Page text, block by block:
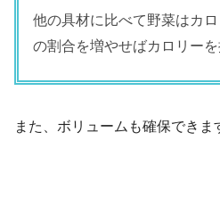
他の具材に比べて野菜はカ
の割合を増やせばカロリーを
また、ボリュームも確保できま